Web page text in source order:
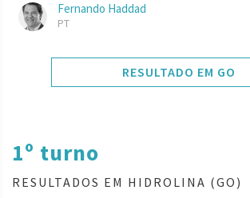
Fernando Haddad
PT
RESULTADO EM GO
1º turno
RESULTADOS EM HIDROLINA (GO)